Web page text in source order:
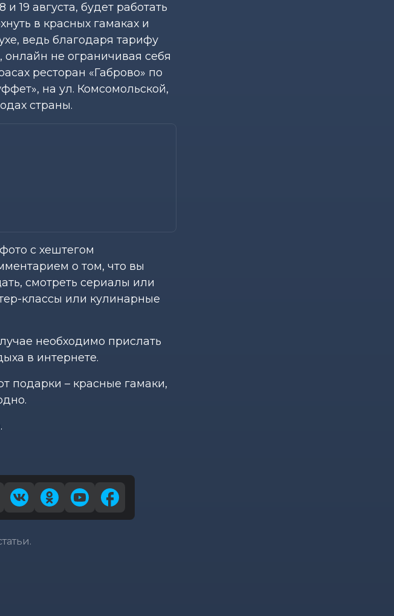
19 августа, будет работать
в красных гамаках и
ведь благодаря тарифу
не ограничивая себя
ресторан «Габрово» по
на ул. Комсомольской,
страны.
с хештегом
о том, что вы
смотреть сериалы или
классы или кулинарные
необходимо прислать
в интернете.
подарки – красные гамаки,